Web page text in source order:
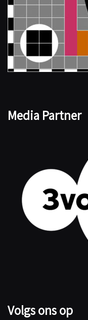
Media Partner
Volgs ons op